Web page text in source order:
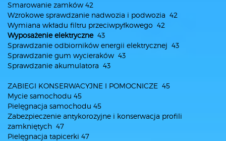
Smarowanie zamków 42
Wzrokowe sprawdzanie nadwozia i podwozia 42
Wymiana wkładu filtru przeciwpyłkowego 42
Wyposażenie elektryczne43
Sprawdzanie odbiorników energii elektrycznej 43
Sprawdzanie gum wycieraków 43
Sprawdzanie akumulatora 43
ZABIEGI KONSERWACYJNE I POMOCNICZE 45
Mycie samochodu 45
Pielęgnacja samochodu 45
Zabezpieczenie antykorozyjne i konserwacja profili
zamkniętych 47
Pielęgnacja tapicerki 47